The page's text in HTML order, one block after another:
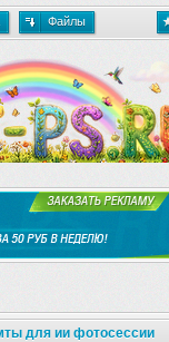
Файлы
для ии фотосессии